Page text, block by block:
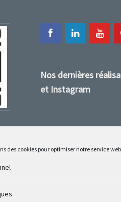
des cookies pour optimiser notre service
Nos dernières
et Instagram